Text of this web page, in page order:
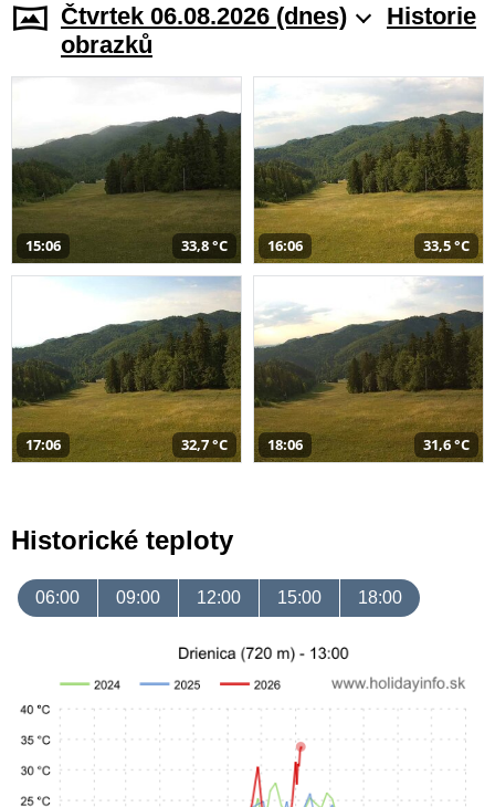
Čtvrtek 06.08.2026 (dnes)
Historie
obrazků
15:06 33,8 °C 16:06 33,5 °C
17:06 32,7 °C 18:06 31,6 °C
Historické teploty
06:00 09:00 12:00 15:00 18:00